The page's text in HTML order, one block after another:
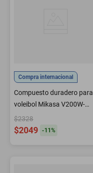
Compra internacional
Compuesto duradero para
voleibol Mikasa V200W-
USA aprobado por la FIVB
$2328
$2049 -11%